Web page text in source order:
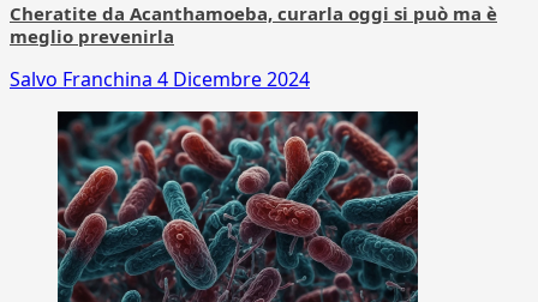
Cheratite da Acanthamoeba, curarla oggi si può ma è
meglio prevenirla
Salvo Franchina 4 Dicembre 2024